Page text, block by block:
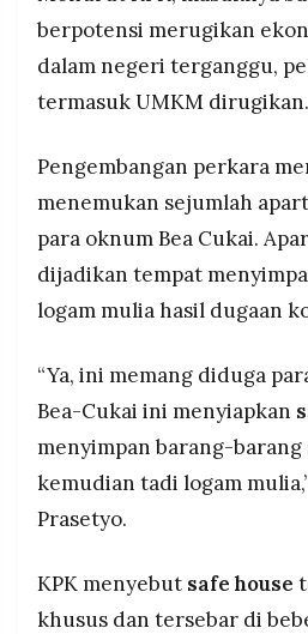
berpotensi merugikan
dalam negeri terganggu,
termasuk UMKM dirugikan.
Pengembangan perkara
menemukan sejumlah
para oknum Bea Cukai.
dijadikan tempat
logam mulia hasil dugaan
“Ya, ini memang diduga
Bea-Cukai ini menyiapkan
menyimpan barang-
kemudian tadi logam
Prasetyo.
KPK menyebut safe house
khusus dan tersebar di